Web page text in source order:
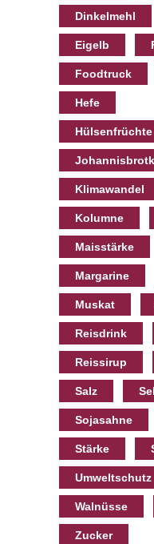
Dinkelmehl
Eigelb
Foodtruck
Hefe
Klimawandel
Kolumne
Maisstärke
Margarine
Muskat
Reisdrink
Reissirup
Salz
Sojasahne
Stärke
Umweltschutz
Walnüsse
Zucker